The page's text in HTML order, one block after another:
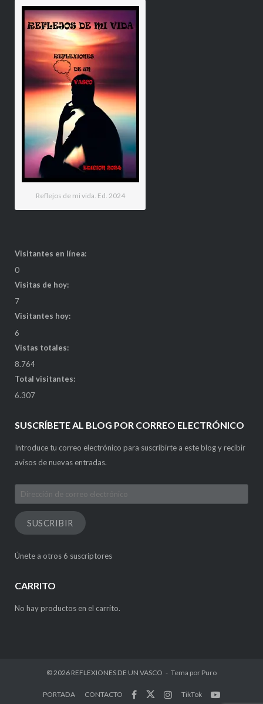
Reflejos de mi vida. Ed. 2024
Visitantes en línea:
0
Visitas de hoy:
7
Visitantes hoy:
6
Vistas totales:
8.764
Total visitantes:
6.307
SUSCRÍBETE AL BLOG POR CORREO ELECTRÓNICO
Introduce tu correo electrónico para suscribirte a este blog y recibir
avisos de nuevas entradas.
Dirección
de
correo
electrónico
SUSCRIBIR
Únete a otros 6 suscriptores
CARRITO
No hay productos en el carrito.
© 2026 REFLEXIONES DE UN VASCO Tema por Puro
PORTADA CONTACTO TikTok